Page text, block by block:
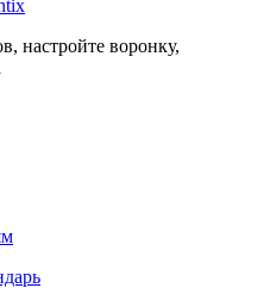
настройте воронку,